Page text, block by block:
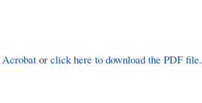
Acrobat or click here to download the PDF file.